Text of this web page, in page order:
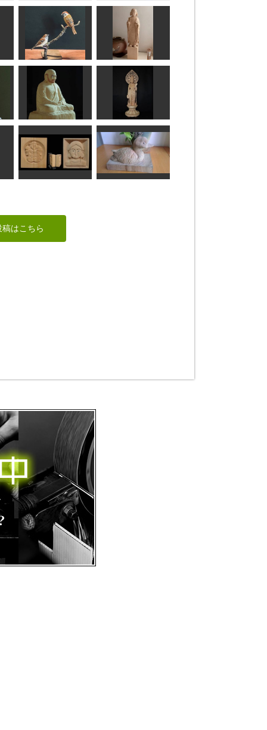
寿老人
しんちゃん
布袋様
ta-chann
スズメ
MINI
太子孝養像
かっちゃん
達磨大師 座像
工房藤棚
聖観音菩薩
まあちゃん
レリーフ両面(大
黒・少年太子)
はこちら